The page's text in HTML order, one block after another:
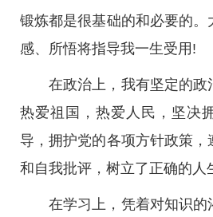
锻炼都是很基础的和必要的
感、所悟将指导我一生受用!
在政治上，我有坚定的政
热爱祖国，热爱人民，坚决
导，拥护党的各项方针政策
和自我批评，树立了正确的人
在学习上，凭着对知识的